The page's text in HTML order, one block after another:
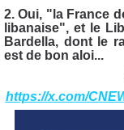
2. Oui, "la France
libanaise", et le
Bardella, dont le
est de bon aloi...
https://x.com/